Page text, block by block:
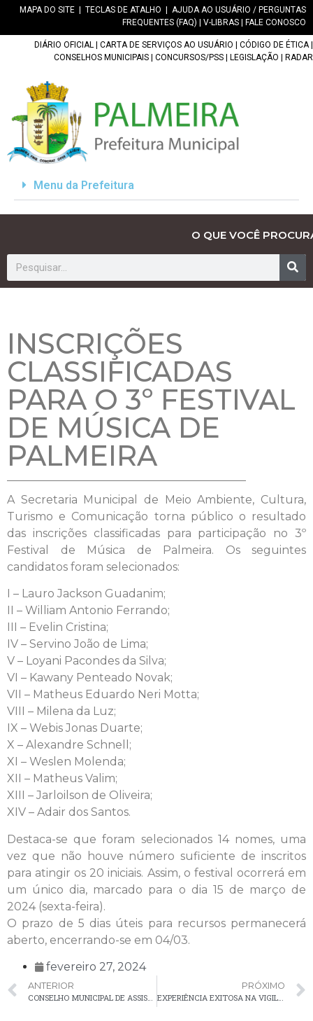
MAPA DO SITE TECLAS DE ATALHO
AJUDA AO USUÁRIO / PERGUNTAS
FREQUENTES (FAQ)
V-LIBRAS FALE CONOSCO
DIÁRIO OFICIAL CARTA DE SERVIÇOS AO USUÁRIO CÓDIGO DE ÉTICA|
CONSELHOS MUNICIPAIS
CONCURSOS/PSS LEGISLAÇÃO RADAR
Menu da Prefeitura
O QUE VOCÊ
INSCRIÇÕES
CLASSIFICADAS
PARA O 3º FESTIVAL
DE MÚSICA DE
PALMEIRA
A Secretaria Municipal de Meio Ambiente, Cultura,
Turismo e Comunicação torna público o resultado
das inscrições classificadas para participação no 3º
Festival de Música de Palmeira. Os seguintes
candidatos foram selecionados:
I – Lauro Jackson Guadanim;
II – William Antonio Ferrando;
III – Evelin Cristina;
IV – Servino João de Lima;
V – Loyani Pacondes da Silva;
VI – Kawany Penteado Novak;
VII – Matheus Eduardo Neri Motta;
VIII – Milena da Luz;
IX – Webis Jonas Duarte;
X – Alexandre Schnell;
XI – Weslen Molenda;
XII – Matheus Valim;
XIII – Jarloilson de Oliveira;
XIV – Adair dos Santos.
Destaca-se que foram selecionados 14 nomes, uma
vez que não houve número suficiente de inscritos
para atingir os 20 iniciais. Assim, o festival ocorrerá em
um único dia, marcado para o dia 15 de março de
2024 (sexta-feira).
O prazo de 5 dias úteis para recursos permanecerá
aberto, encerrando-se em 04/03.
fevereiro 27, 2024
ANTERIOR
CONSELHO MUNICIPAL DE ASSISTÊNCIA SOCIAL CONVOCA MICRO ASSEMBLEIA PARA ESCOLHA DE REPRESENTANTES PARA A GESTÃO CMAS (2024-2026)
PRÓXIMO
EXPERIÊNCIA EXITOSA NA VIGILÂNCIA SANITÁRIA (VISA): COMBATE AO AEDES AEGYPTI